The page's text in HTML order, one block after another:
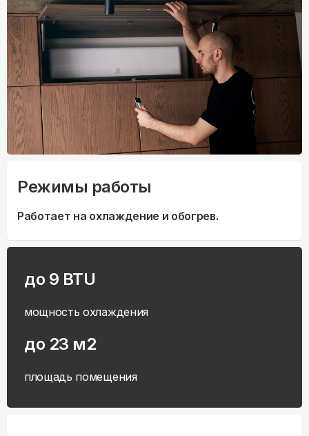
Режимы работы
Работает на охлаждение и обогрев.
до 9 BTU
мощность охлаждения
до 23 м2
площадь помещения